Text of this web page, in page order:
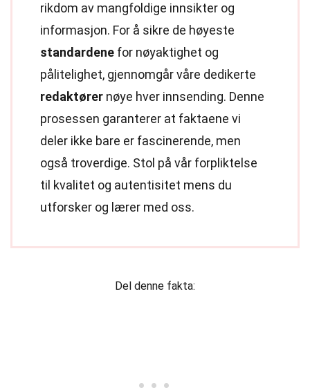
rikdom av mangfoldige innsikter og
informasjon. For å sikre de høyeste
standardene for nøyaktighet og
pålitelighet, gjennomgår våre dedikerte
redaktører nøye hver innsending. Denne
prosessen garanterer at faktaene vi
deler ikke bare er fascinerende, men
også troverdige. Stol på vår forpliktelse
til kvalitet og autentisitet mens du
utforsker og lærer med oss.
Del denne fakta: